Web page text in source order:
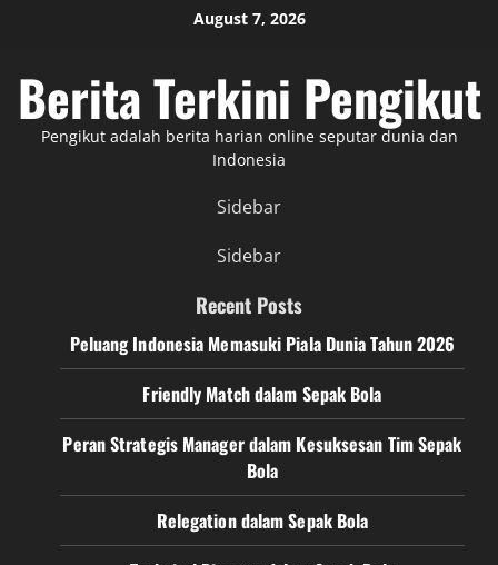
August 7, 2026
Berita Terkini Pengikut
Pengikut adalah berita harian online seputar dunia dan
Indonesia
Sidebar
Sidebar
Recent Posts
Peluang Indonesia Memasuki Piala Dunia Tahun 2026
Friendly Match dalam Sepak Bola
Peran Strategis Manager dalam Kesuksesan Tim Sepak
Bola
Relegation dalam Sepak Bola